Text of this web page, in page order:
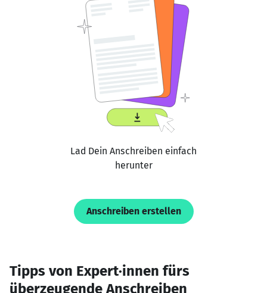
Lad Dein Anschreiben einfach
herunter
Anschreiben erstellen
Tipps von Expert·innen fürs
überzeugende Anschreiben